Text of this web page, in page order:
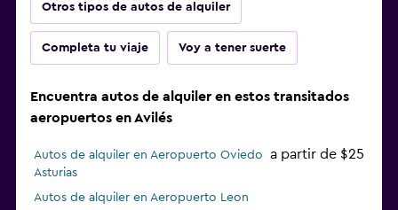
Otros tipos de autos de alquiler
Completa tu viaje Voy a tener suerte
Encuentra autos de alquiler en estos transitados
aeropuertos en Avilés
Autos de alquiler en Aeropuerto Oviedo
Asturias
a partir de $25
Autos de alquiler en Aeropuerto Leon